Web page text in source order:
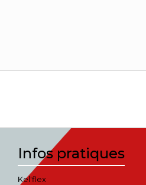
Infos pratiques
Kel'flex